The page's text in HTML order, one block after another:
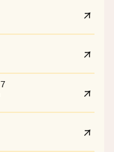
7